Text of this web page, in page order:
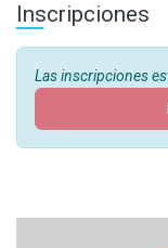
Inscripciones
Las inscripciones